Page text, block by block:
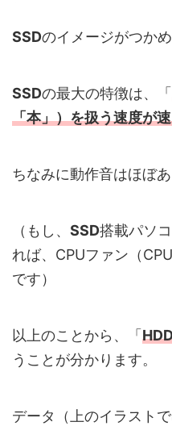
SSDのイメージがつか
SSDの最大の特徴は、「
「本」）を扱う速度が
ちなみに動作音はほぼあ
（もし、 SSD搭載パソ
れば、CPUファン（
です）
以上のことから、「
うことが分かります。
データ（上のイラスト